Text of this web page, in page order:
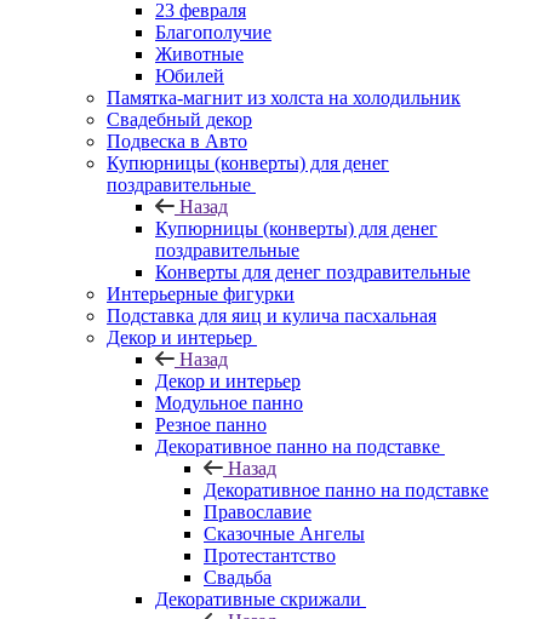
23 февраля
Благополучие
Животные
Юбилей
Памятка-магнит из холста на холодильник
Свадебный декор
Подвеска в Авто
Купюрницы (конверты) для денег
поздравительные
Назад
Купюрницы (конверты) для денег
поздравительные
Конверты для денег поздравительные
Интерьерные фигурки
Подставка для яиц и кулича пасхальная
Декор и интерьер
Назад
Декор и интерьер
Модульное панно
Резное панно
Декоративное панно на подставке
Назад
Декоративное панно на подставке
Православие
Сказочные Ангелы
Протестантство
Свадьба
Декоративные скрижали